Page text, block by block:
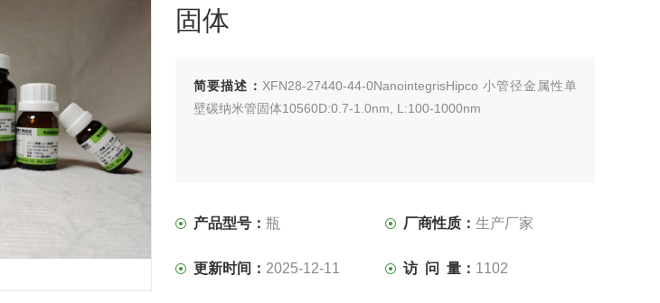
固体
简要描述： XFN28-27440-44-0NanointegrisHipco 小管径金属性单
壁碳纳米管固体10560D:0.7-1.0nm, L:100-1000nm
产品型号：瓶 厂商性质：生产厂家
更新时间： 2025-12-11 访 问 量： 1102